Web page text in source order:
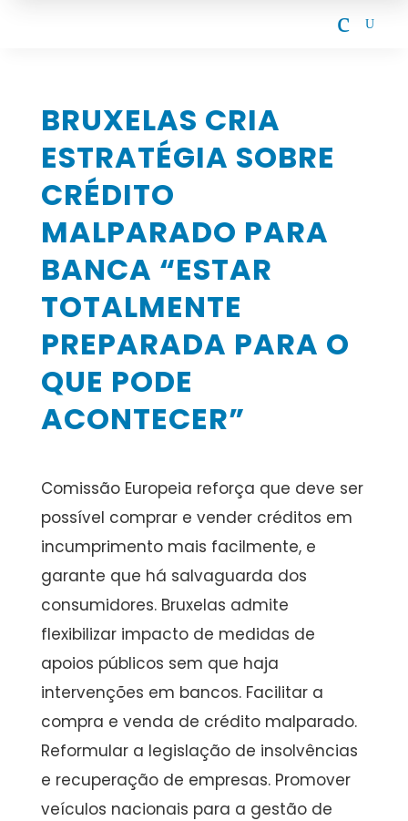
c U
BRUXELAS CRIA
ESTRATÉGIA SOBRE
CRÉDITO
MALPARADO PARA
BANCA “ESTAR
TOTALMENTE
PREPARADA PARA O
QUE PODE
ACONTECER”
Comissão Europeia reforça que deve ser
possível comprar e vender créditos em
incumprimento mais facilmente, e
garante que há salvaguarda dos
consumidores. Bruxelas admite
flexibilizar impacto de medidas de
apoios públicos sem que haja
intervenções em bancos. Facilitar a
compra e venda de crédito malparado.
Reformular a legislação de insolvências
e recuperação de empresas. Promover
veículos nacionais para a gestão de